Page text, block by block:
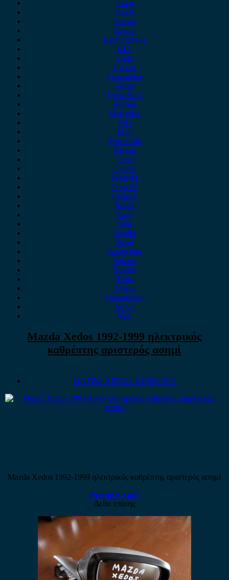
Isuzu
iveco
Jaecoo
Jaguar
Jeep Chrysler
KIA
Lada
Lancia
Leapmotor
Lexus
Lynk & co
Mazda
Mercedes
MG
Mini
Mitsubishi
Nissan
Opel
Omoda
Peugeot
Porsche
Renault
Rover
Saab
Seat
Skoda
Smart
ssangyong
Subaru
Suzuki
Tesla
Toyota
Volkswagen
Volvo
Xev
Mazda Xedos 1992-1999 ηλεκτρικός
καθρέπτης αριστερός ασημί
MAZDA XEDOS 6 1992-1999
Mazda Xedos 1992-1999 ηλεκτρικός καθρέπτης αριστερός ασημί
Ρωτήστε τιμή
Δείτε επίσης